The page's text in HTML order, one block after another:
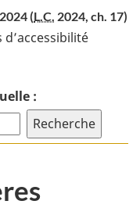
(L.C. 2024, ch. 17)
: